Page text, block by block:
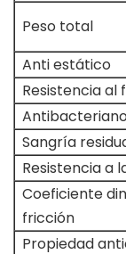
Peso total
Anti estático
Resistencia al
Antibacteriano
Sangría
Resistencia a
Coeficiente
fricción
Propiedad